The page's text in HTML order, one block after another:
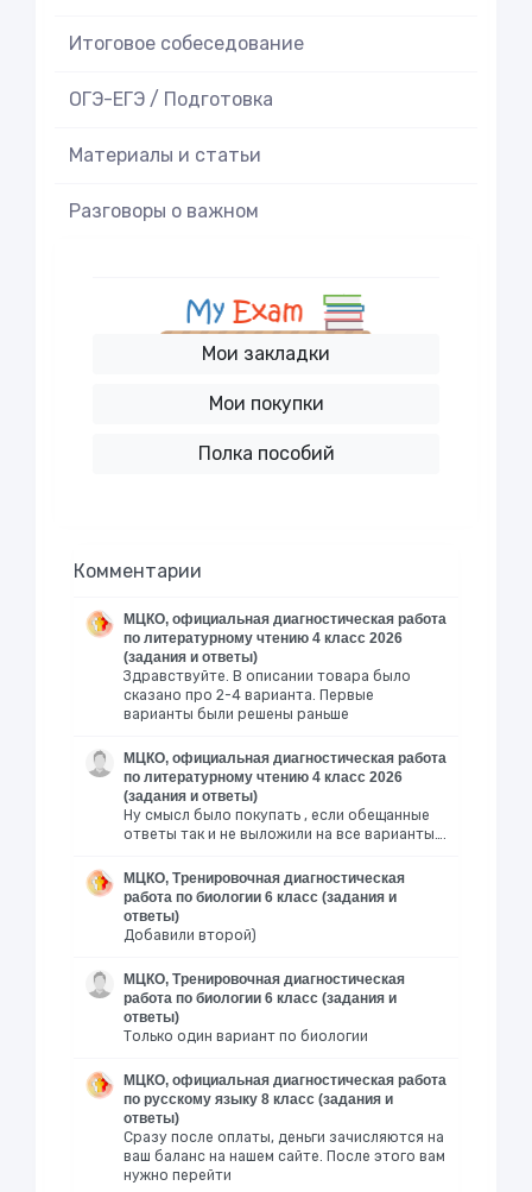
Итоговое cобеседование
ОГЭ-ЕГЭ / Подготовка
Материалы и статьи
Разговоры о важном
Мои закладки
Мои покупки
Полка пособий
Комментарии
МЦКО, официальная диагностическая работа
по литературному чтению 4 класс 2026
(задания и ответы)
Здравствуйте. В описании товара было
сказано про 2-4 варианта. Первые
варианты были решены раньше
МЦКО, официальная диагностическая работа
по литературному чтению 4 класс 2026
(задания и ответы)
Ну смысл было покупать , если обещанные
ответы так и не выложили на все варианты….
МЦКО, Тренировочная диагностическая
работа по биологии 6 класс (задания и
ответы)
Добавили второй)
МЦКО, Тренировочная диагностическая
работа по биологии 6 класс (задания и
ответы)
Только один вариант по биологии
МЦКО, официальная диагностическая работа
по русскому языку 8 класс (задания и
ответы)
Сразу после оплаты, деньги зачисляются на
ваш баланс на нашем сайте. После этого вам
нужно перейти